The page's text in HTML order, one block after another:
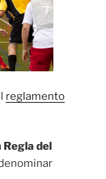
reglamento
Regla del